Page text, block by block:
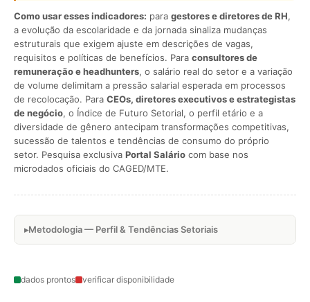
Como usar esses indicadores: para gestores e diretores de RH,
a evolução da escolaridade e da jornada sinaliza mudanças
estruturais que exigem ajuste em descrições de vagas,
requisitos e políticas de benefícios. Para consultores de
remuneração e headhunters, o salário real do setor e a variação
de volume delimitam a pressão salarial esperada em processos
de recolocação. Para CEOs, diretores executivos e estrategistas
de negócio, o Índice de Futuro Setorial, o perfil etário e a
diversidade de gênero antecipam transformações competitivas,
sucessão de talentos e tendências de consumo do próprio
setor. Pesquisa exclusiva Portal Salário com base nos
microdados oficiais do CAGED/MTE.
Metodologia — Perfil & Tendências Setoriais
dados prontos verificar disponibilidade